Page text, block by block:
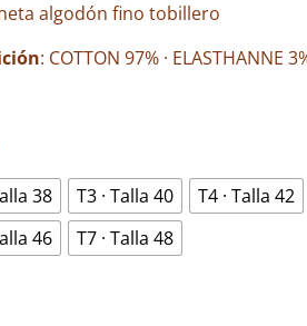
algodón fino tobillero
: COTTON 97% · ELASTHANNE
38 T3 · Talla 40 T4 · Talla 42
46
T7 · Talla 48